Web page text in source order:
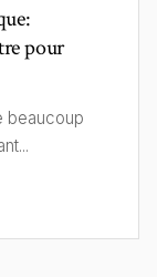
pour
beaucoup